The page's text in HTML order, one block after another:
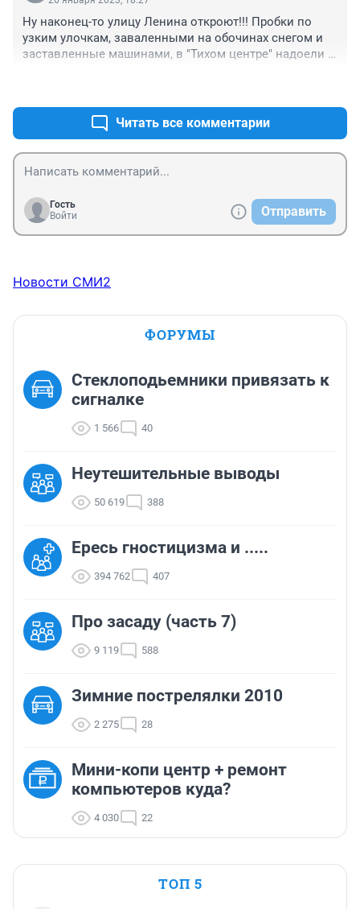
Ну наконец-то улицу Ленина откроют!!! Пробки по
узким улочкам, заваленными на обочинах снегом и
заставленные машинами, в "Тихом центре" надоели
Читать все комментарии
Гость
Войти
Отправить
Новости СМИ2
ФОРУМЫ
Стеклоподьемники привязать к
сигналке
1 566 40
Неутешительные выводы
50 619 388
Ересь гностицизма и .....
394 762 407
Про засаду (часть 7)
9 119 588
Зимние пострелялки 2010
2 275 28
Мини-копи центр + ремонт
компьютеров куда?
4 030 22
ТОП 5